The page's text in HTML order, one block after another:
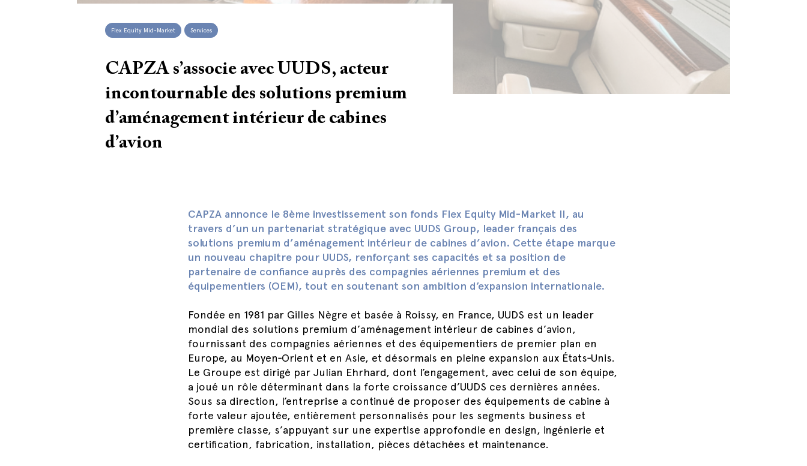
Flex Equity Mid-Market Services
CAPZA s’associe avec UUDS, acteur
incontournable des solutions premium
d’aménagement intérieur de cabines
d’avion
CAPZA annonce le 8ème investissement son fonds Flex Equity Mid-Market II, au
travers d’un un partenariat stratégique avec UUDS Group, leader français des
solutions premium d’aménagement intérieur de cabines d’avion. Cette étape marque
un nouveau chapitre pour UUDS, renforçant ses capacités et sa position de
partenaire de confiance auprès des compagnies aériennes premium et des
équipementiers (OEM), tout en soutenant son ambition d’expansion internationale.
Fondée en 1981 par Gilles Nègre et basée à Roissy, en France, UUDS est un leader
mondial des solutions premium d’aménagement intérieur de cabines d’avion,
fournissant des compagnies aériennes et des équipementiers de premier plan en
Europe, au Moyen‑Orient et en Asie, et désormais en pleine expansion aux États‑Unis.
Le Groupe est dirigé par Julian Ehrhard, dont l’engagement, avec celui de son équipe,
a joué un rôle déterminant dans la forte croissance d’UUDS ces dernières années.
Sous sa direction, l’entreprise a continué de proposer des équipements de cabine à
forte valeur ajoutée, entièrement personnalisés pour les segments business et
première classe, s’appuyant sur une expertise approfondie en design, ingénierie et
certification, fabrication, installation, pièces détachées et maintenance.